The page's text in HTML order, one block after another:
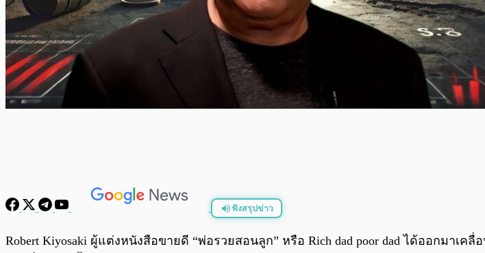
ฟังสรุปข่าว
พร้อมเล่น
Robert Kiyosaki ผู้แต่งหนังสือขายดี “พ่อรวยสอนลูก” หรือ Rich dad poor dad ได้ออกมาเ